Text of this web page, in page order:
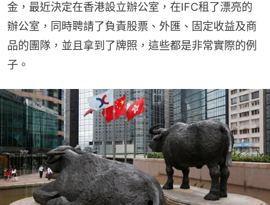
金，最近決定在香港設立辦公室，在IFC租了漂亮的
辦公室，同時聘請了負責股票、外匯、固定收益及商
品的團隊，並且拿到了牌照，這些都是非常實際的例
子。